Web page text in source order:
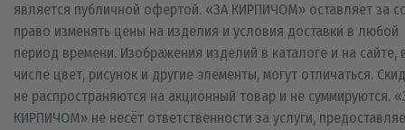
является публичной офертой. «ЗА КИРПИЧОМ» оставляет за
право изменять цены на изделия и условия доставки в любой
период времени. Изображения изделий в каталоге и на сайте,
числе цвет, рисунок и другие элементы, могут отличаться.
не распространяются на акционный товар и не суммируются.
КИРПИЧОМ» не несёт ответственности за услуги,